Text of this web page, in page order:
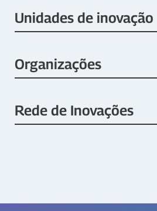
Unidades de inovação
Organizações
Rede de Inovações